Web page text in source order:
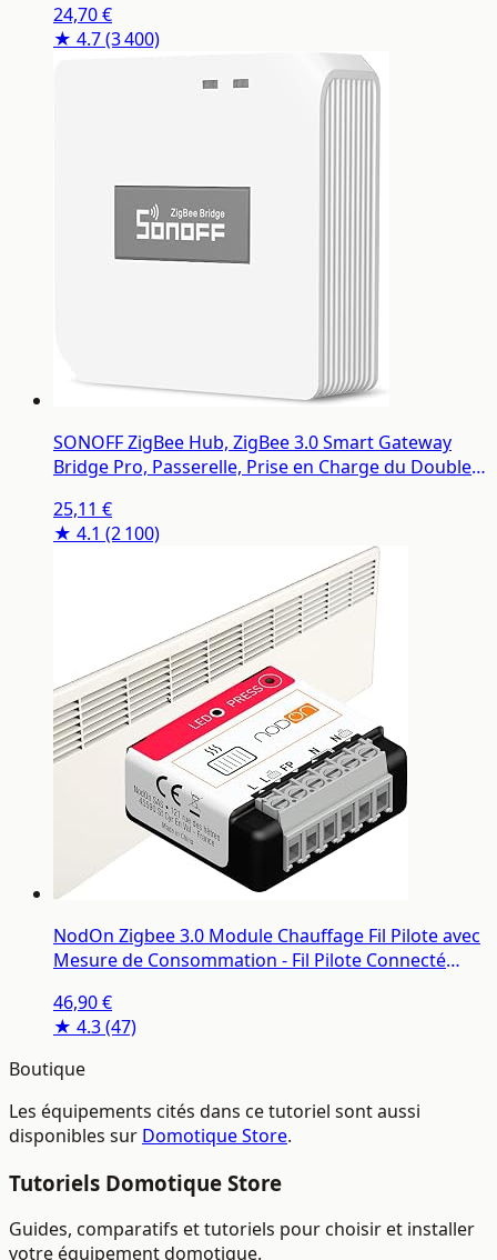
24,70 €
★ 4.7(3 400)
SONOFF ZigBee Hub, ZigBee 3.0 Smart Gateway
Bridge Pro, Passerelle, Prise en Charge du Double
25,11 €
★ 4.1 (2 100)
NodOn Zigbee 3.0 Module Chauffage Fil Pilote avec
Mesure de Consommation - Fil Pilote Connecté
Compatible Zigbee Home Assistant, Jeedom,
Zigbee2MQTT
46,90 €
★ 4.3(47)
Boutique
Les équipements cités dans ce tutoriel sont aussi
disponibles sur Domotique Store.
Tutoriels Domotique Store
Guides, comparatifs et tutoriels pour choisir et installer
votre équipement domotique.